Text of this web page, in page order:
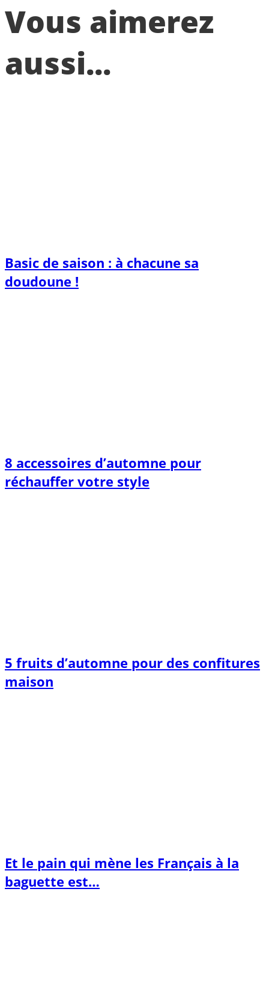
Vous aimerez
aussi...
Basic de saison : à chacune sa
doudoune !
8 accessoires d’automne pour
réchauffer votre style
5 fruits d’automne pour des confitures
maison
Et le pain qui mène les Français à la
baguette est…